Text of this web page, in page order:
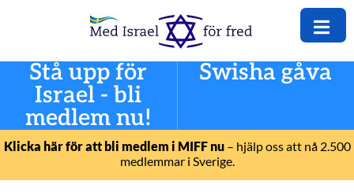
Stå upp för
Israel - bli
medlem nu!
Swisha gåva
Klicka här för att bli medlem i MIFF nu– hjälp oss att nå 2.500
medlemmar i Sverige.